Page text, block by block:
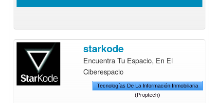
starkode
Encuentra Tu Espacio, En El
Ciberespacio
Tecnologías De La Información Inmobiliaria
(proptech)